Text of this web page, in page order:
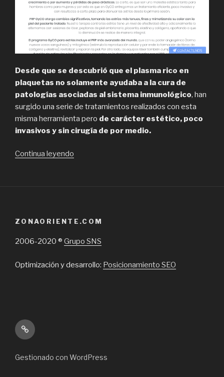
Desde que se descubrió que el plasma rico en
plaquetas no solamente ayudaba a la cura de
patologías asociadas al sistema inmunológico, han
surgido una serie de tratamientos realizados con esta
misma herramienta pero de carácter estético, poco
invasivos y sin cirugía de por medio.
Continua leyendo
ZONAORIENTE.COM
2006-2020 ® Grupo SNS
Optimización y desarrollo: Posicionamiento SEO
Inicio
Gestionado con WordPress